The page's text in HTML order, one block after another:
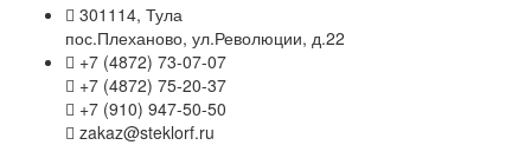
301114, Тула
пос.Плеханово, ул.Революции, д.22
+7 (4872) 73-07-07
+7 (4872) 75-20-37
+7 (910) 947-50-50
zakaz@steklorf.ru